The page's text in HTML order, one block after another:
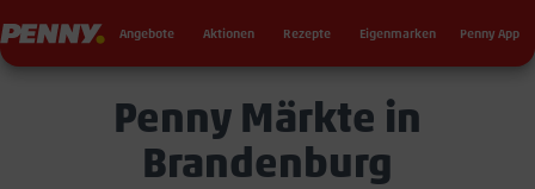
Penny Angebote Aktionen Rezepte Eigenmarken Penny App
Penny Märkte in
Brandenburg